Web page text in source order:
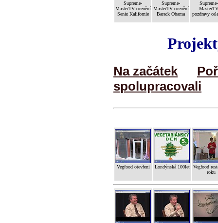
Supreme-
MasterTV ocenění
Senát Kalifornie
Supreme-
MasterTV ocenění
Barack Obama
Supreme-
MasterTV
pozdravy
Na začátek
spolupracovali
Vegfood otevřeni Londýnská 100let
Vegfood
roku